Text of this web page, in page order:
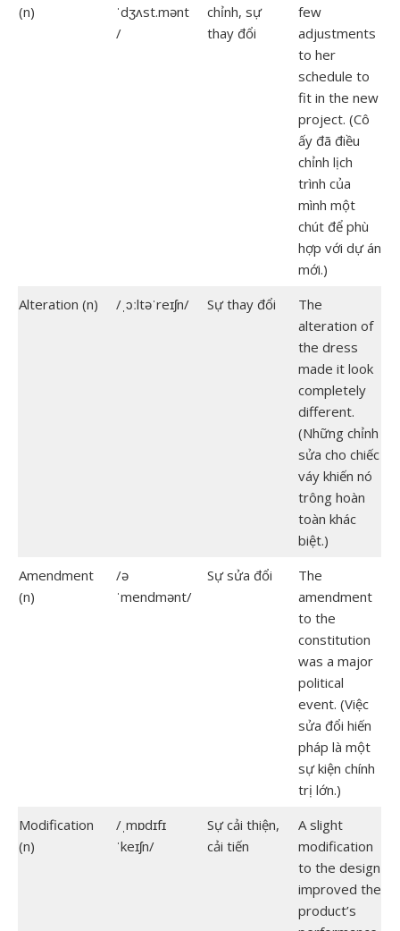
(n)
ˈdʒʌst.mənt
/
chỉnh, sự
thay đổi
few
adjustments
to her
schedule to
fit in the new
project. (Cô
ấy đã điều
chỉnh lịch
trình của
mình một
chút để phù
hợp với dự án
mới.)
Alteration (n)
/ˌɔːltəˈreɪʃn/ Sự thay đổi
The
alteration of
the dress
made it look
completely
different.
(Những chỉnh
sửa cho chiếc
váy khiến nó
trông hoàn
toàn khác
biệt.)
Amendment
(n)
/ə
ˈmendmənt/
Sự sửa đổi
The
amendment
to the
constitution
was a major
political
event. (Việc
sửa đổi hiến
pháp là một
sự kiện chính
trị lớn.)
Modification
(n)
/ˌmɒdɪfɪ
ˈkeɪʃn/
Sự cải thiện,
cải tiến
A slight
modification
to the design
improved the
product’s